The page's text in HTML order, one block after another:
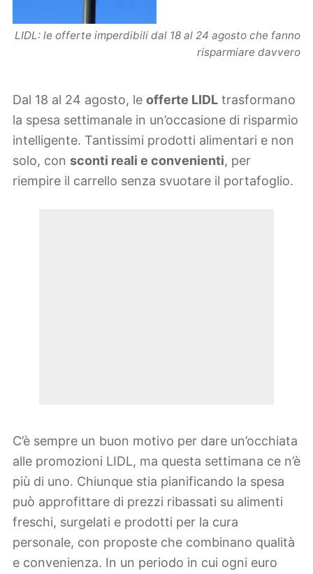
LIDL: le offerte imperdibili dal 18 al 24 agosto che fanno
risparmiare davvero
Dal 18 al 24 agosto, le offerte LIDL trasformano
la spesa settimanale in un’occasione di risparmio
intelligente. Tantissimi prodotti alimentari e non
solo, con sconti reali e convenienti, per
riempire il carrello senza svuotare il portafoglio.
C’è sempre un buon motivo per dare un’occhiata
alle promozioni LIDL, ma questa settimana ce n’è
più di uno. Chiunque stia pianificando la spesa
può approfittare di prezzi ribassati su alimenti
freschi, surgelati e prodotti per la cura
personale, con proposte che combinano qualità
e convenienza. In un periodo in cui ogni euro